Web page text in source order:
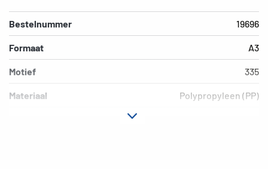
Bestelnummer 19696
Formaat A3
Motief 335
Materiaal Polypropyleen (PP)